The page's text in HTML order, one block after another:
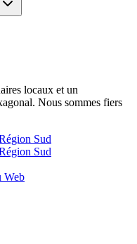
locaux et un
Nous sommes fiers